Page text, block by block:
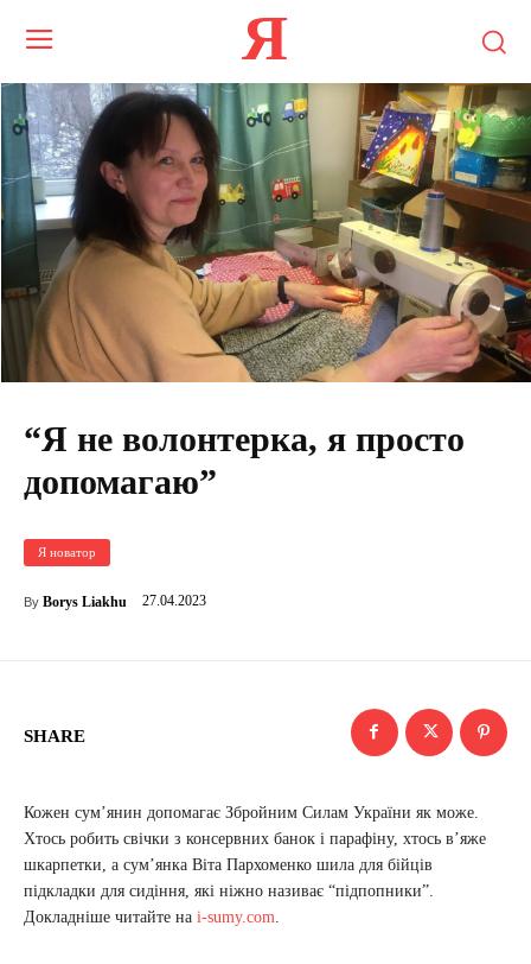
Я
“Я не волонтерка, я просто
допомагаю”
Я новатор
By Borys Liakhu 27.04.2023
SHARE
Кожен сум’янин допомагає Збройним Силам України як може.
Хтось робить свічки з консервних банок і парафіну, хтось в’яже
шкарпетки, а сум’янка Віта Пархоменко шила для бійців
підкладки для сидіння, які ніжно називає “підпопники”.
Докладніше читайте на i-sumy.com